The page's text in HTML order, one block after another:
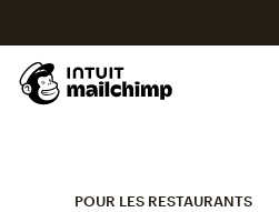
POUR LES RESTAURANTS